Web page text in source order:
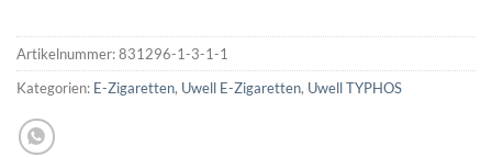
Artikelnummer:831296-1-3-1-1
Kategorien: E-Zigaretten, Uwell E-Zigaretten, Uwell TYPHOS